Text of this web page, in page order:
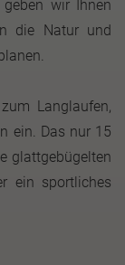
wir Ihnen
die Natur und
Langlaufen,
ein. Das nur 15
glattgebügelten
ein sportliches